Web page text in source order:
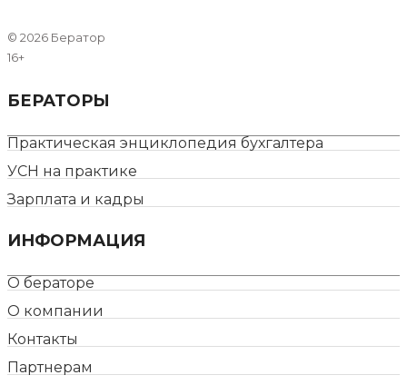
© 2026 Бератор
16+
БЕРАТОРЫ
Практическая энциклопедия бухгалтера
УСН на практике
Зарплата и кадры
ИНФОРМАЦИЯ
О бераторе
О компании
Контакты
Партнерам